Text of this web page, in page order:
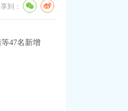
到：
等47名新增